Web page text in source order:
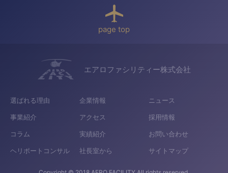
page top
エアロファシリティー株式会社
選ばれる理由 企業情報 ニュース
事業紹介 アクセス 採用情報
コラム 実績紹介 お問い合わせ
ヘリポートコンサル 社長室から サイトマップ